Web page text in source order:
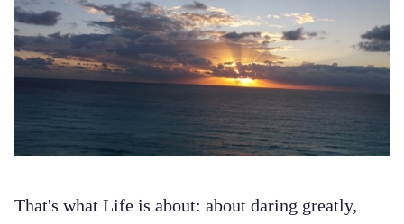
That's what Life is about: about daring greatly,